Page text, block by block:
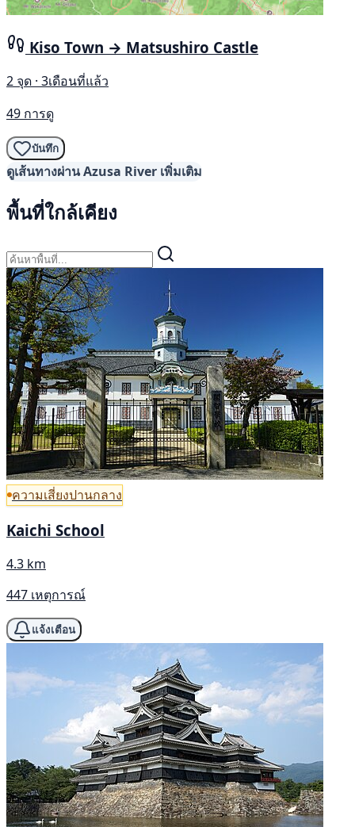
Kiso Town → Matsushiro Castle
2 จุด · 3เดือนที่แล้ว
49 การดู
บันทึก
ดูเส้นทางผ่าน Azusa River เพิ่มเติม
พื้นที่ใกล้เคียง
ความเสี่ยงปานกลาง
Kaichi School
4.3 km
447 เหตุการณ์
แจ้งเตือน